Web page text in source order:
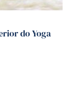
do Yoga